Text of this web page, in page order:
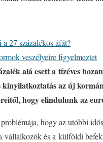
27 százalékos áfát?
veszélyeire figyelmeztet
alá esett a tízéves
kinyilatkoztatás az új
hogy elindulunk az
hogy az utóbbi
vállalkozók és a külföldi